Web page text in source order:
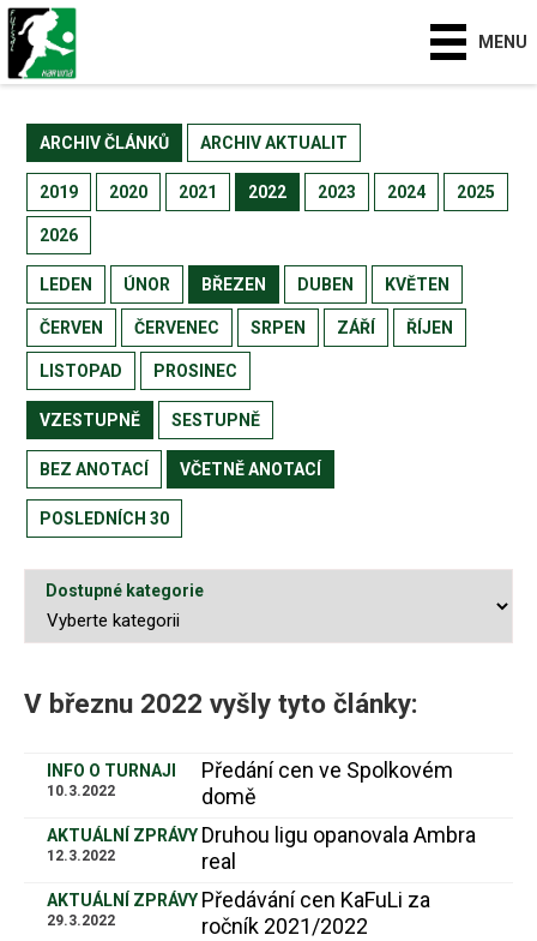
MENU
ARCHIV ČLÁNKŮ ARCHIV AKTUALIT
2019 2020 2021 2022 2023 2024 2025
2026
LEDEN ÚNOR BŘEZEN DUBEN KVĚTEN
ČERVEN ČERVENEC SRPEN ZÁŘÍ ŘÍJEN
LISTOPAD PROSINEC
VZESTUPNĚ SESTUPNĚ
BEZ ANOTACÍ VČETNĚ ANOTACÍ
POSLEDNÍCH 30
Dostupné kategorie
V březnu 2022 vyšly tyto články:
INFO O TURNAJI
10.3.2022
Předání cen ve Spolkovém
domě
AKTUÁLNÍ ZPRÁVY
12.3.2022
Druhou ligu opanovala Ambra
real
AKTUÁLNÍ ZPRÁVY
29.3.2022
Předávání cen KaFuLi za
ročník 2021/2022